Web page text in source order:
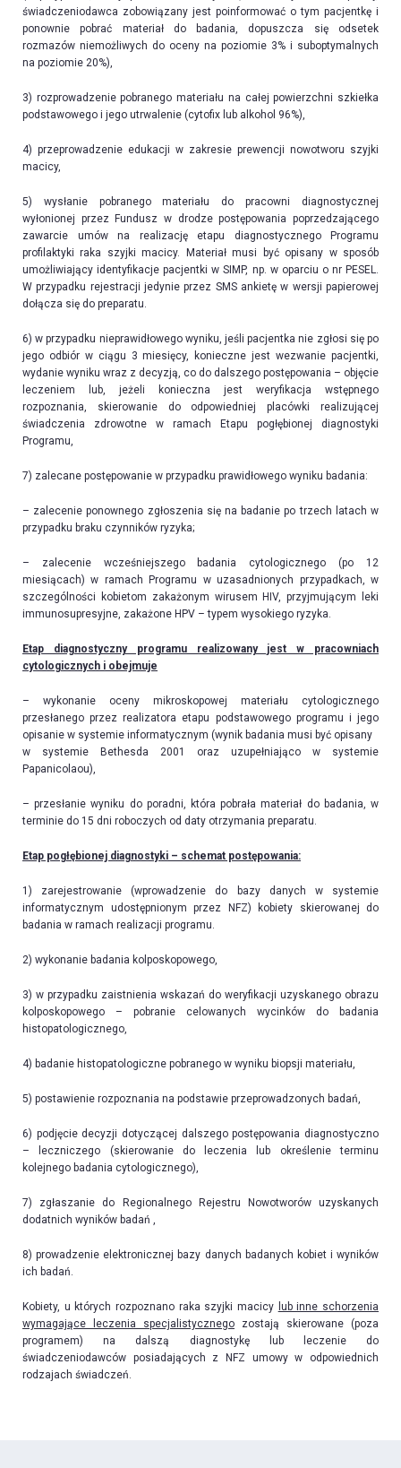
świadczeniodawca zobowiązany jest poinformować o tym pacjentkę i
ponownie pobrać materiał do badania, dopuszcza się odsetek
rozmazów niemożliwych do oceny na poziomie 3% i suboptymalnych
na poziomie 20%),
3) rozprowadzenie pobranego materiału na całej powierzchni szkiełka
podstawowego i jego utrwalenie (cytofix lub alkohol 96%),
4) przeprowadzenie edukacji w zakresie prewencji nowotworu szyjki
macicy,
5) wysłanie pobranego materiału do pracowni diagnostycznej
wyłonionej przez Fundusz w drodze postępowania poprzedzającego
zawarcie umów na realizację etapu diagnostycznego Programu
profilaktyki raka szyjki macicy. Materiał musi być opisany w sposób
umożliwiający identyfikacje pacjentki w SIMP, np. w oparciu o nr PESEL.
W przypadku rejestracji jedynie przez SMS ankietę w wersji papierowej
dołącza się do preparatu.
6) w przypadku nieprawidłowego wyniku, jeśli pacjentka nie zgłosi się po
jego odbiór w ciągu 3 miesięcy, konieczne jest wezwanie pacjentki,
wydanie wyniku wraz z decyzją, co do dalszego postępowania – objęcie
leczeniem lub, jeżeli konieczna jest weryfikacja wstępnego
rozpoznania, skierowanie do odpowiedniej placówki realizującej
świadczenia zdrowotne w ramach Etapu pogłębionej diagnostyki
Programu,
7) zalecane postępowanie w przypadku prawidłowego wyniku badania:
– zalecenie ponownego zgłoszenia się na badanie po trzech latach w
przypadku braku czynników ryzyka;
– zalecenie wcześniejszego badania cytologicznego (po 12
miesiącach) w ramach Programu w uzasadnionych przypadkach, w
szczególności kobietom zakażonym wirusem HIV, przyjmującym leki
immunosupresyjne, zakażone HPV – typem wysokiego ryzyka.
Etap diagnostyczny programu realizowany jest w pracowniach
cytologicznych i obejmuje
– wykonanie oceny mikroskopowej materiału cytologicznego
przesłanego przez realizatora etapu podstawowego programu i jego
opisanie w systemie informatycznym (wynik badania musi być opisany
w systemie Bethesda 2001 oraz uzupełniająco w systemie
Papanicolaou),
– przesłanie wyniku do poradni, która pobrała materiał do badania, w
terminie do 15 dni roboczych od daty otrzymania preparatu.
Etap pogłębionej diagnostyki – schemat postępowania:
1) zarejestrowanie (wprowadzenie do bazy danych w systemie
informatycznym udostępnionym przez NFZ) kobiety skierowanej do
badania w ramach realizacji programu.
2) wykonanie badania kolposkopowego,
3) w przypadku zaistnienia wskazań do weryfikacji uzyskanego obrazu
kolposkopowego – pobranie celowanych wycinków do badania
histopatologicznego,
4) badanie histopatologiczne pobranego w wyniku biopsji materiału,
5) postawienie rozpoznania na podstawie przeprowadzonych badań,
6) podjęcie decyzji dotyczącej dalszego postępowania diagnostyczno
– leczniczego (skierowanie do leczenia lub określenie terminu
kolejnego badania cytologicznego),
7) zgłaszanie do Regionalnego Rejestru Nowotworów uzyskanych
dodatnich wyników badań ,
8) prowadzenie elektronicznej bazy danych badanych kobiet i wyników
ich badań.
Kobiety, u których rozpoznano raka szyjki macicy lub inne schorzenia
wymagające leczenia specjalistycznego zostają skierowane (poza
programem) na dalszą diagnostykę lub leczenie do
świadczeniodawców posiadających z NFZ umowy w odpowiednich
rodzajach świadczeń.